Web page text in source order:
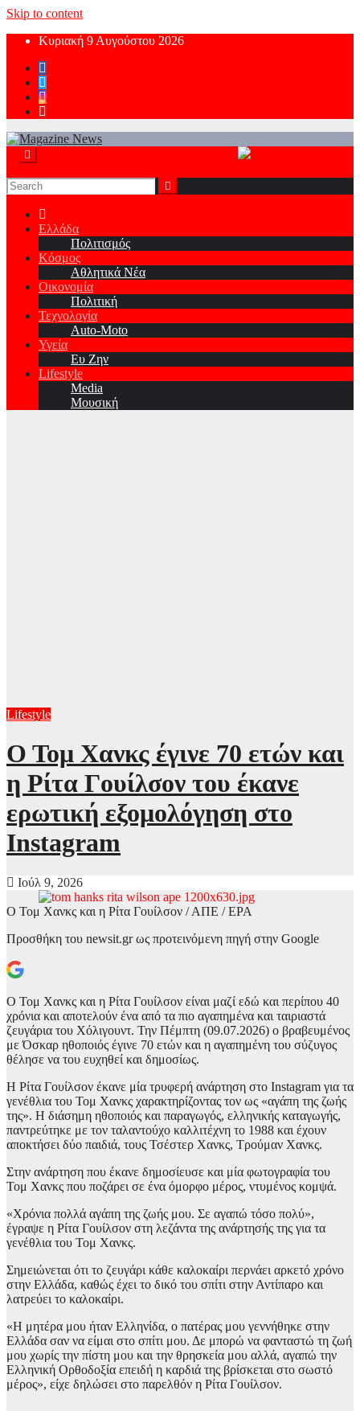
Skip to content
Κυριακή 9 Αυγούστου 2026
Ελλάδα
Πολιτισμός
Κόσμος
Αθλητικά Νέα
Οικονομία
Πολιτική
Τεχνολογία
Auto-Moto
Υγεία
Ευ Ζην
Lifestyle
Media
Μουσική
Lifestyle
Ο Τομ Χανκς έγινε 70 ετών και
η Ρίτα Γουίλσον του έκανε
ερωτική εξομολόγηση στο
Instagram
Ιούλ 9, 2026
Ο Τομ Χανκς και η Ρίτα Γουίλσον / ΑΠΕ / EPA
Προσθήκη του newsit.gr ως προτεινόμενη πηγή στην Google
Ο Τομ Χανκς και η Ρίτα Γουίλσον είναι μαζί εδώ και περίπου 40
χρόνια και αποτελούν ένα από τα πιο αγαπημένα και ταιριαστά
ζευγάρια του Χόλιγουντ. Την Πέμπτη (09.07.2026) ο βραβευμένος
με Όσκαρ ηθοποιός έγινε 70 ετών και η αγαπημένη του σύζυγος
θέλησε να του ευχηθεί και δημοσίως.
Η Ρίτα Γουίλσον έκανε μία τρυφερή ανάρτηση στο Instagram για τα
γενέθλια του Τομ Χανκς χαρακτηρίζοντας τον ως «αγάπη της ζωής
της». Η διάσημη ηθοποιός και παραγωγός, ελληνικής καταγωγής,
παντρεύτηκε με τον ταλαντούχο καλλιτέχνη το 1988 και έχουν
αποκτήσει δύο παιδιά, τους Τσέστερ Χανκς, Τρούμαν Χανκς.
Στην ανάρτηση που έκανε δημοσίευσε και μία φωτογραφία του
Τομ Χανκς που ποζάρει σε ένα όμορφο μέρος, ντυμένος κομψά.
«Χρόνια πολλά αγάπη της ζωής μου. Σε αγαπώ τόσο πολύ»,
έγραψε η Ρίτα Γουίλσον στη λεζάντα της ανάρτησής της για τα
γενέθλια του Τομ Χανκς.
Σημειώνεται ότι το ζευγάρι κάθε καλοκαίρι περνάει αρκετό χρόνο
στην Ελλάδα, καθώς έχει το δικό του σπίτι στην Αντίπαρο και
λατρεύει το καλοκαίρι.
«Η μητέρα μου ήταν Ελληνίδα, ο πατέρας μου γεννήθηκε στην
Ελλάδα σαν να είμαι στο σπίτι μου. Δε μπορώ να φανταστώ τη ζωή
μου χωρίς την πίστη μου και την θρησκεία μου αλλά, αγαπώ την
Ελληνική Ορθοδοξία επειδή η καρδιά της βρίσκεται στο σωστό
μέρος», είχε δηλώσει στο παρελθόν η Ρίτα Γουίλσον.